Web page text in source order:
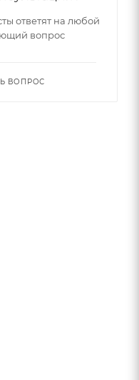
ответят на любой
вопрос
ВОПРОС